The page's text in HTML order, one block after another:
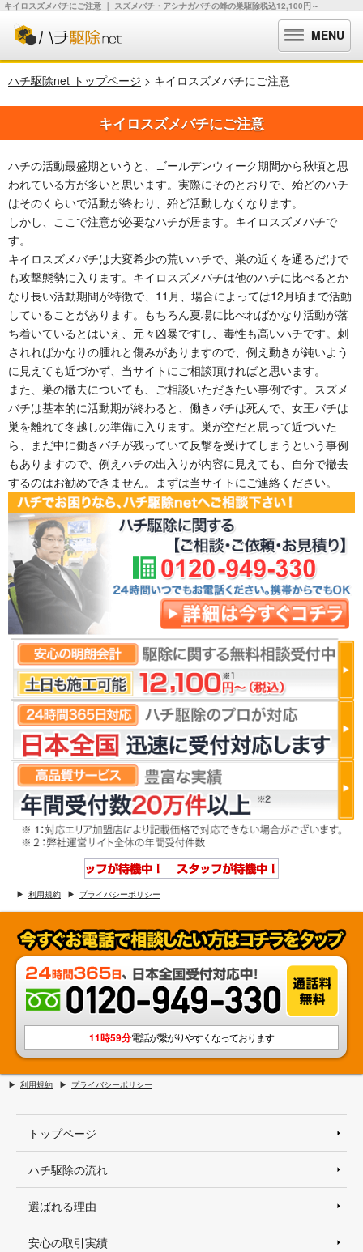
キイロスズメバチにご注意 ｜ スズメバチ・アシナガバチの蜂の巣駆除税込12,100円～
MENU
ハチ駆除net トップページ > キイロスズメバチにご注意
キイロスズメバチにご注意
ハチの活動最盛期というと、ゴールデンウィーク期間から秋頃と思
われている方が多いと思います。実際にそのとおりで、殆どのハチ
はそのくらいで活動が終わり、殆ど活動しなくなります。
しかし、ここで注意が必要なハチが居ます。キイロスズメバチで
す。
キイロスズメバチは大変希少の荒いハチで、巣の近くを通るだけで
も攻撃態勢に入ります。キイロスズメバチは他のハチに比べるとか
なり長い活動期間が特徴で、11月、場合によっては12月頃まで活動
していることがあります。もちろん夏場に比べればかなり活動が落
ち着いているとはいえ、元々凶暴ですし、毒性も高いハチです。刺
されればかなりの腫れと傷みがありますので、例え動きが鈍いよう
に見えても近づかず、当サイトにご相談頂ければと思います。
また、巣の撤去についても、ご相談いただきたい事例です。スズメ
バチは基本的に活動期が終わると、働きバチは死んで、女王バチは
巣を離れて冬越しの準備に入ります。巣が空だと思って近づいた
ら、まだ中に働きバチが残っていて反撃を受けてしまうという事例
もありますので、例えハチの出入りが内容に見えても、自分で撤去
するのはお勧めできません。まずは当サイトにご連絡ください。
利用規約 プライバシーポリシー
11時59分電話が繋がりやすくなっております
利用規約 プライバシーポリシー
トップページ
ハチ駆除の流れ
選ばれる理由
安心の取引実績